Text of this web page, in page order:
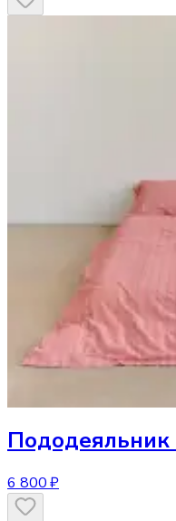
Пододеяльник
6 800 ₽